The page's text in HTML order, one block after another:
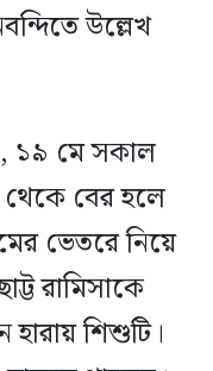
উল্লেখ
১৯ মে সকাল
থেকে বের হলে
ভেতরে নিয়ে
রামিসাকে
শিশুটি।